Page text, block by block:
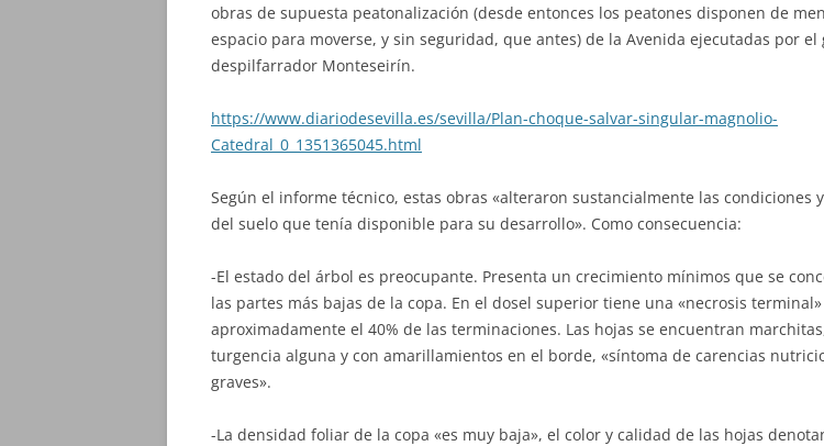
obras de supuesta peatonalización (desde entonces los peatones disponen de
espacio para moverse, y sin seguridad, que antes) de la Avenida ejecutadas por el
despilfarrador Monteseirín.
https://www.diariodesevilla.es/sevilla/Plan-choque-salvar-singular-magnolio-
Catedral_0_1351365045.html
Según el informe técnico, estas obras «alteraron sustancialmente las condiciones
del suelo que tenía disponible para su desarrollo». Como consecuencia:
-El estado del árbol es preocupante. Presenta un crecimiento mínimos que se
las partes más bajas de la copa. En el dosel superior tiene una «necrosis
aproximadamente el 40% de las terminaciones. Las hojas se encuentran
turgencia alguna y con amarillamientos en el borde, «síntoma de carencias
graves».
-La densidad foliar de la copa «es muy baja», el color y calidad de las hojas